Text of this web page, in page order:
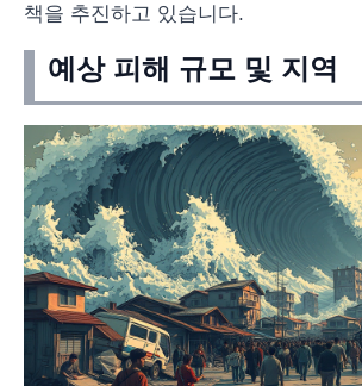
책을 추진하고 있습니다.
예상 피해 규모 및 지역